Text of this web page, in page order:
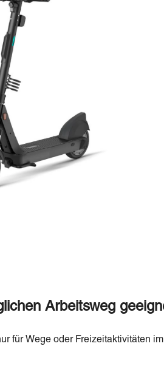
Arbeitsweg
für Wege oder Freizeitaktivitäten